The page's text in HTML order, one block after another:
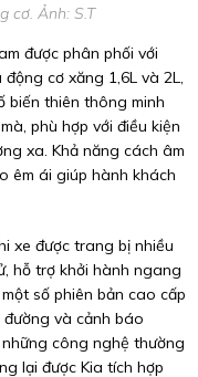
cơ. Ảnh: S.T
được phân phối với
cơ xăng 1,6L và 2L,
biến thiên thông minh
phù hợp với điều kiện
xa. Khả năng cách âm
êm ái giúp hành khách
xe được trang bị nhiều
hỗ trợ khởi hành ngang
số phiên bản cao cấp
và cảnh báo
công nghệ thường
lại được Kia tích hợp